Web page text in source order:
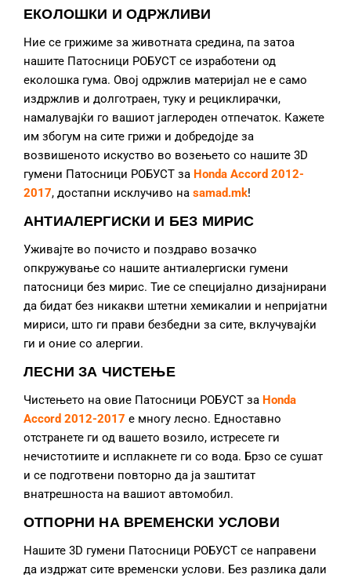
ЕКОЛОШКИ И ОДРЖЛИВИ
Ние се грижиме за животната средина, па затоа
нашите Патосници РОБУСТ се изработени од
еколошка гума. Овој одржлив материјал не е само
издржлив и долготраен, туку и рециклирачки,
намалувајќи го вашиот јаглероден отпечаток. Кажете
им збогум на сите грижи и добредојде за
возвишеното искуство во возењето со нашите 3D
гумени Патосници РОБУСТ за Honda Accord 2012-
2017, достапни исклучиво на samad.mk!
АНТИАЛЕРГИСКИ И БЕЗ МИРИС
Уживајте во почисто и поздраво возачко
опкружување со нашите антиалергиски гумени
патосници без мирис. Тие се специјално дизајнирани
да бидат без никакви штетни хемикалии и непријатни
мириси, што ги прави безбедни за сите, вклучувајќи
ги и оние со алергии.
ЛЕСНИ ЗА ЧИСТЕЊЕ
Чистењето на овие Патосници РОБУСТ за Honda
Accord 2012-2017 е многу лесно. Едноставно
отстранете ги од вашето возило, истресете ги
нечистотиите и исплакнете ги со вода. Брзо се сушат
и се подготвени повторно да ја заштитат
внатрешноста на вашиот автомобил.
ОТПОРНИ НА ВРЕМЕНСКИ УСЛОВИ
Нашите 3D гумени Патосници РОБУСТ се направени
да издржат сите временски услови. Без разлика дали